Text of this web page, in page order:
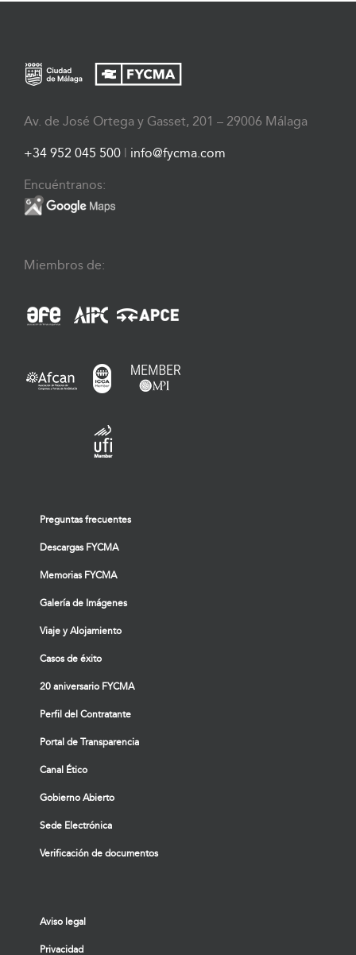
Av. de José Ortega y Gasset, 201 – 29006 Málaga
+34 952 045 500 info@fycma.com
Encuéntranos:
Miembros de:
Preguntas frecuentes
Descargas FYCMA
Memorias FYCMA
Galería de Imágenes
Viaje y Alojamiento
Casos de éxito
20 aniversario FYCMA
Perfil del Contratante
Portal de Transparencia
Canal Ético
Gobierno Abierto
Sede Electrónica
Verificación de documentos
Aviso legal
Privacidad